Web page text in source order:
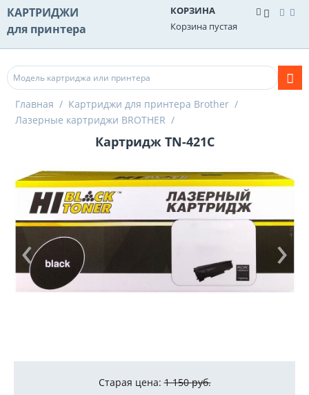
КАРТРИДЖИ
для принтера
КОРЗИНА
Корзина пустая
Главная / Картриджи для принтера Brother /
Лазерные картриджи BROTHER /
Картридж TN-421C
Старая цена: 1 150 руб.